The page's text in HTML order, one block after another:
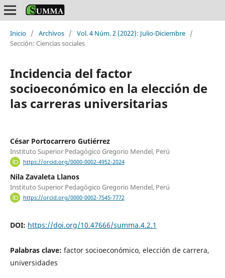
Inicio / Archivos / Vol. 4 Núm. 2 (2022): Julio-Diciembre /
Sección: Ciencias sociales
Incidencia del factor
socioeconómico en la elección de
las carreras universitarias
César Portocarrero Gutiérrez
Instituto Superior Pedagógico Gregorio Mendel, Perú
https://orcid.org/0000-0002-4952-2024
Nila Zavaleta Llanos
Instituto Superior Pedagógico Gregorio Mendel, Perú
https://orcid.org/0000-0002-7545-7772
DOI: https://doi.org/10.47666/summa.4.2.1
Palabras clave: factor socioeconómico, elección de carrera,
universidades